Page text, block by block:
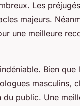
Les
majeurs.
une meilleure
Bien que
masculins,
public. Une